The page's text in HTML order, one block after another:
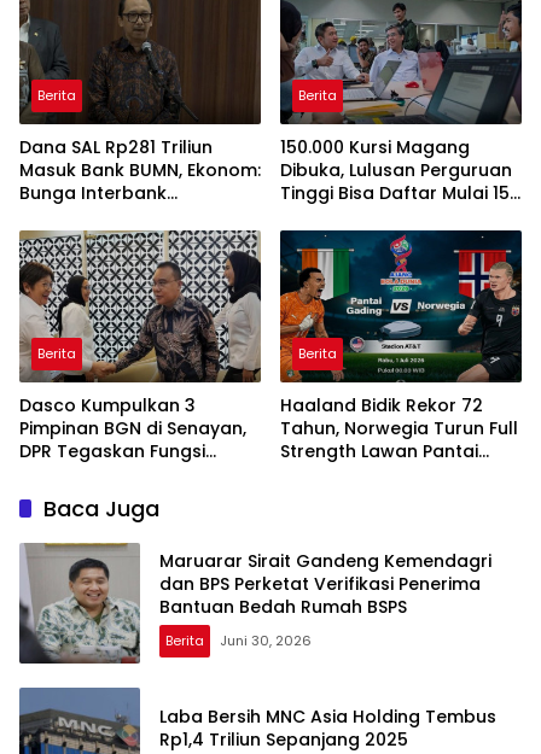
Berita
Dana SAL Rp281 Triliun
Masuk Bank BUMN, Ekonom:
Bunga Interbank
Berita
150.000 Kursi Magang
Dibuka, Lulusan Perguruan
Tinggi Bisa Daftar Mulai 15
Berita
Dasco Kumpulkan 3
Pimpinan BGN di Senayan,
DPR Tegaskan Fungsi
Berita
Haaland Bidik Rekor 72
Tahun, Norwegia Turun Full
Strength Lawan Pantai
Baca Juga
Maruarar Sirait Gandeng Kemendagri
dan BPS Perketat Verifikasi Penerima
Bantuan Bedah Rumah BSPS
Berita Juni 30, 2026
Laba Bersih MNC Asia Holding Tembus
Rp1,4 Triliun Sepanjang 2025